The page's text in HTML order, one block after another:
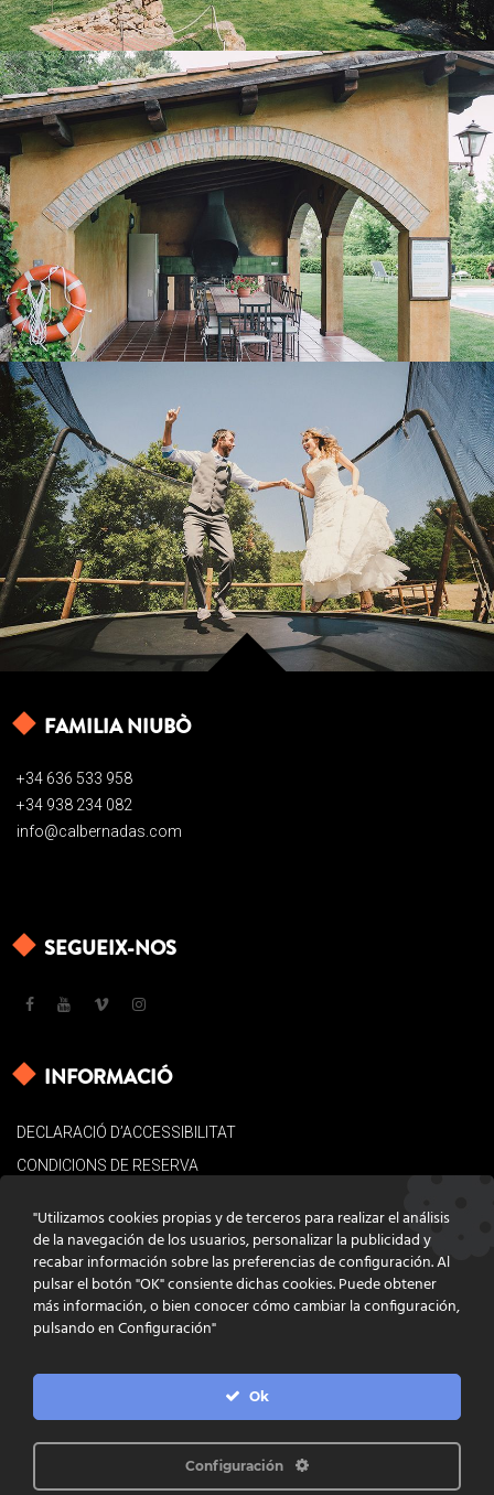
PORXO AMB BARBACOA
ZONA LÚDICA EXTERIOR
FAMILIA NIUBÒ
+34 636 533 958
+34 938 234 082
info@calbernadas.com
SEGUEIX-NOS
INFORMACIÓ
DECLARACIÓ D’ACCESSIBILITAT
CONDICIONS DE RESERVA
POLÍTICA DE COOKIES
CONTACTE
PROGRAMACIÓ INFOACTIVA'T
"Utilizamos cookies propias y de terceros para realizar el análisis
de la navegación de los usuarios, personalizar la publicidad y
recabar información sobre las preferencias de configuración. Al
pulsar el botón "OK" consiente dichas cookies. Puede obtener
más información, o bien conocer cómo cambiar la configuración,
pulsando en Configuración"
Ok
Configuración